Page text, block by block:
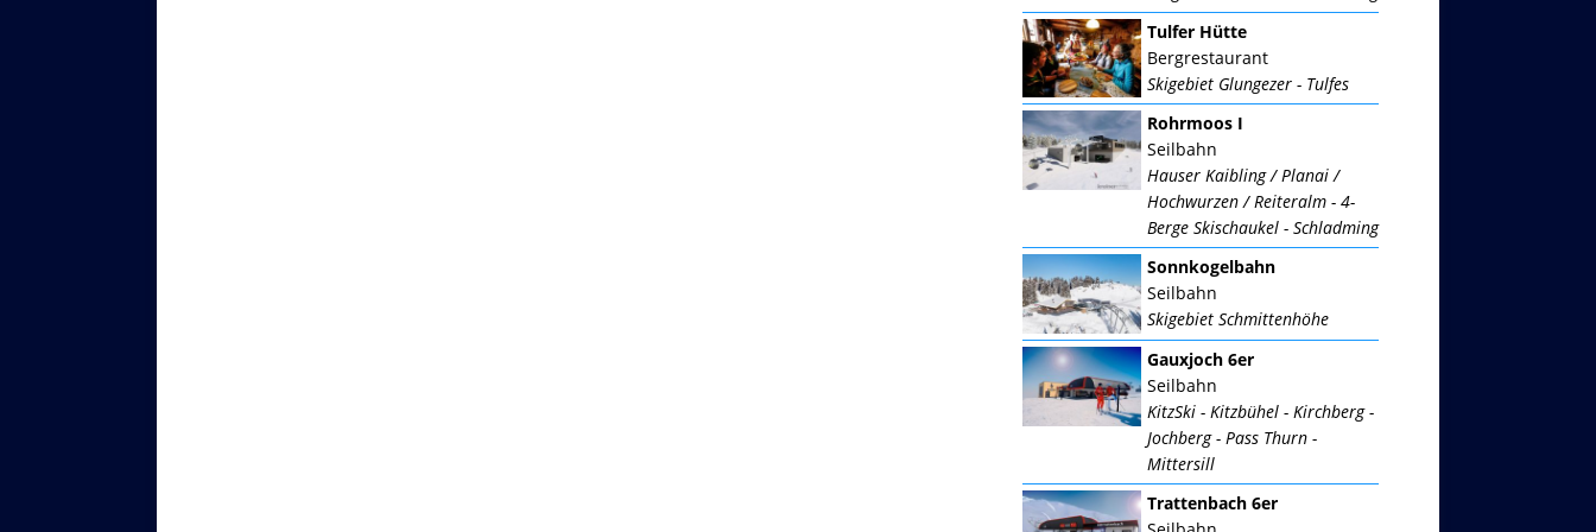
Tulfer Hütte
Bergrestaurant
Skigebiet Glungezer - Tulfes
Rohrmoos I
Seilbahn
Hauser Kaibling / Planai /
Hochwurzen / Reiteralm - 4-
Berge Skischaukel - Schladming
Sonnkogelbahn
Seilbahn
Skigebiet Schmittenhöhe
Gauxjoch 6er
Seilbahn
KitzSki - Kitzbühel - Kirchberg -
Jochberg - Pass Thurn -
Mittersill
Trattenbach 6er